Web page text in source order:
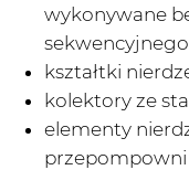
wykonywane
kształtki
kolektory ze
elementy
przepompowni